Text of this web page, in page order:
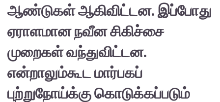
ஆண்டுகள் ஆகிவிட்டன. இப்போது
ஏராளமான நவீன சிகிச்சை
முறைகள் வந்துவிட்டன.
என்றாலும்கூட மார்பகப்
புற்றுநோய்க்கு கொடுக்கப்படும்